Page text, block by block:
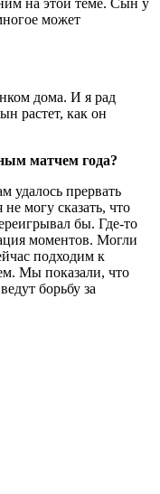
может
дома. И я рад
растет, как он
матчем года?
удалось прервать
могу сказать, что
бы. Где-то
моментов. Могли
подходим к
Мы показали, что
борьбу за